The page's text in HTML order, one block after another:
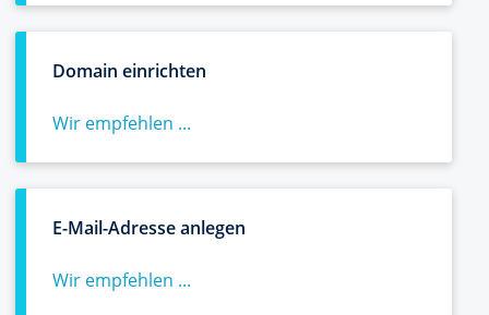
Domain einrichten
Wir empfehlen ...
E-Mail-Adresse anlegen
Wir empfehlen ...